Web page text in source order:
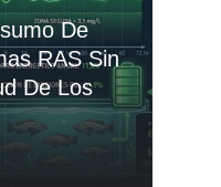
De
RAS Sin
De Los